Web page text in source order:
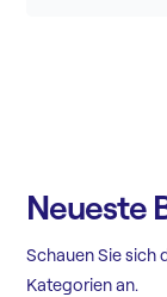
Neueste
Schauen Sie sich
Kategorien an.